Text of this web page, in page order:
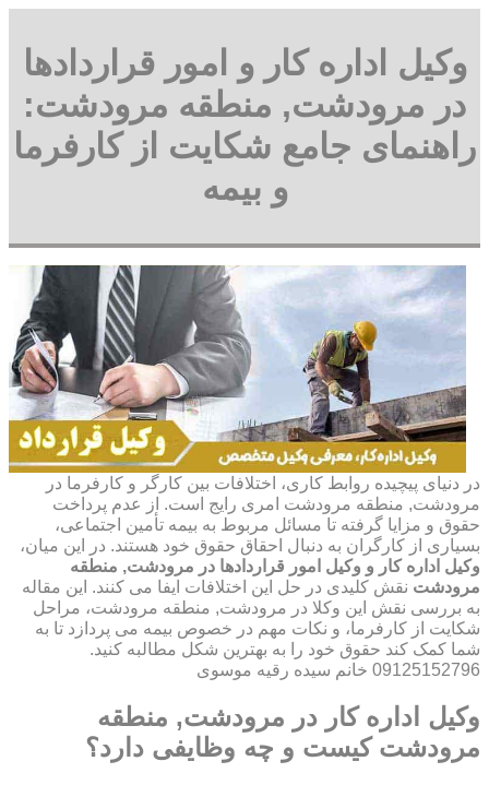
وکیل اداره کار و امور قراردادها
در مرودشت, منطقه مرودشت:
راهنمای جامع شکایت از کارفرما
و بیمه
در دنیای پیچیده روابط کاری، اختلافات بین کارگر و کارفرما در
مرودشت, منطقه مرودشت امری رایج است. از عدم پرداخت
حقوق و مزایا گرفته تا مسائل مربوط به بیمه تأمین اجتماعی،
بسیاری از کارگران به دنبال احقاق حقوق خود هستند. در این میان،
وکیل اداره کار و وکیل امور قراردادها در مرودشت, منطقه
مرودشت نقش کلیدی در حل این اختلافات ایفا می کنند. این مقاله
به بررسی نقش این وکلا در مرودشت, منطقه مرودشت، مراحل
شکایت از کارفرما، و نکات مهم در خصوص بیمه می پردازد تا به
شما کمک کند حقوق خود را به بهترین شکل مطالبه کنید.
09125152796 خانم سیده رقیه موسوی
وکیل اداره کار در مرودشت, منطقه
مرودشت کیست و چه وظایفی دارد؟